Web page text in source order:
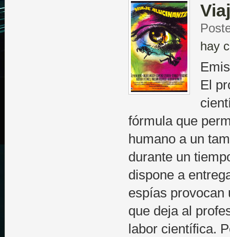
hay
El
fórmula que
humano a un
durante un
dispone a
espías provocan
que deja al
labor científica.